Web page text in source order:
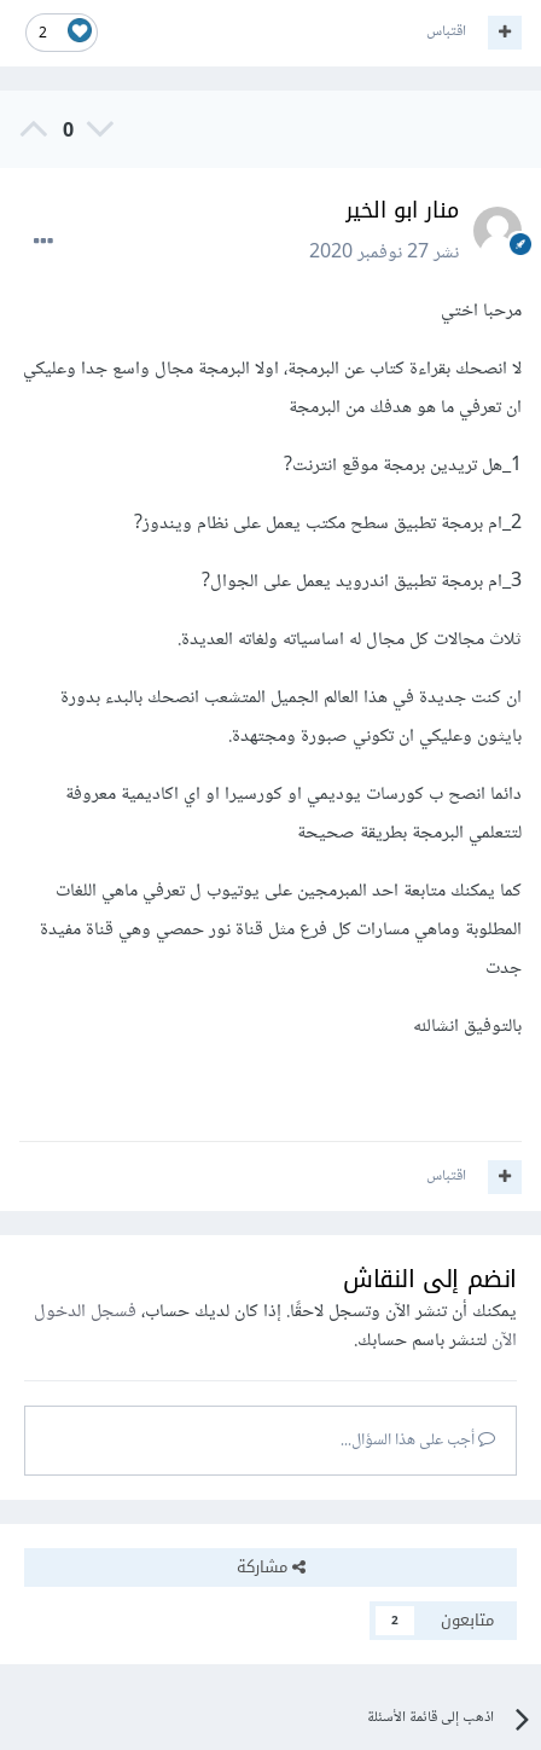
2 اقتباس
0
منار ابو الخير
نشر27 نوفمبر 2020
مرحبا اختي
لا انصحك بقراءة كتاب عن البرمجة، اولا البرمجة مجال واسع جدا وعليكي
ان تعرفي ما هو هدفك من البرمجة
1_هل تريدين برمجة موقع انترنت?
2_ام برمجة تطبيق سطح مكتب يعمل على نظام ويندوز?
3_ام برمجة تطبيق اندرويد يعمل على الجوال?
ثلاث مجالات كل مجال له اساسياته ولغاته العديدة.
ان كنت جديدة في هذا العالم الجميل المتشعب انصحك بالبدء بدورة
بايثون وعليكي ان تكوني صبورة ومجتهدة.
دائما انصح ب كورسات يوديمي او كورسيرا او اي اكاديمية معروفة
لتتعلمي البرمجة بطريقة صحيحة
كما يمكنك متابعة احد المبرمجين على يوتيوب ل تعرفي ماهي اللغات
المطلوبة وماهي مسارات كل فرع مثل قناة نور حمصي وهي قناة مفيدة
جدت
بالتوفيق انشالله
اقتباس
انضم إلى النقاش
يمكنك أن تنشر الآن وتسجل لاحقًا. إذا كان لديك حساب،فسجل الدخول
الآنلتنشر باسم حسابك.
أجب على هذا السؤال...
مشاركة
متابعون
2
اذهب إلى قائمة الأسئلة